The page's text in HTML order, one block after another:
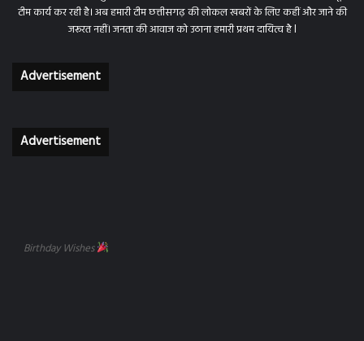
टीम कार्य कर रही है। अब हमारी टीम छत्तीसगढ़ की लोकल खबरों के लिए कहीं और जाने की
जरूरत नहीं। जनता की आवाज को उठाना हमारी प्रथम दायित्व है l
Advertisement
Advertisement
Birthday Wishes